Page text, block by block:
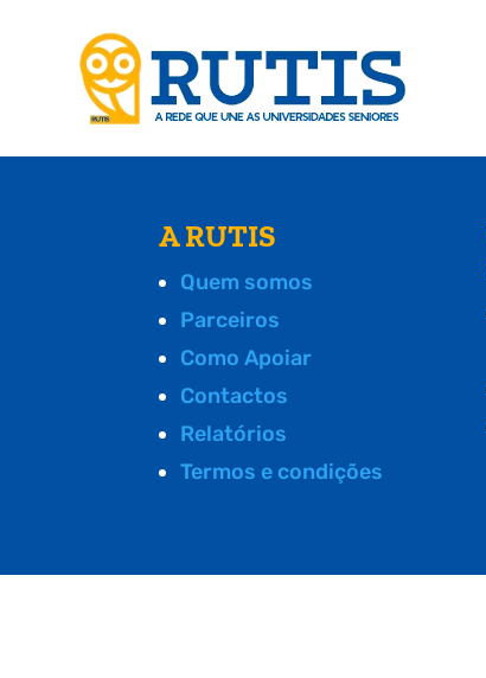
A RUTIS
Quem somos
Parceiros
Como Apoiar
Contactos
Relatórios
Termos e condições